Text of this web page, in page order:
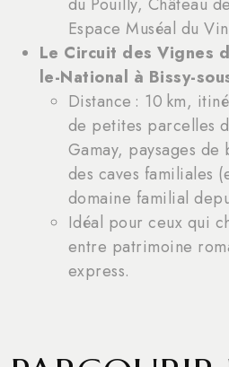
Espace Muséal du
Le Circuit des Vignes
le-National à Bissy-
Distance : 10 km,
de petites parcelles
Gamay, paysages de
des caves familiales
domaine familial
Idéal pour ceux qui
entre patrimoine
express.